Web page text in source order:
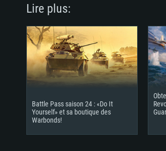
Lire plus:
Battle Pass saison 24 : «Do It
Yourself» et sa boutique des
Warbonds!